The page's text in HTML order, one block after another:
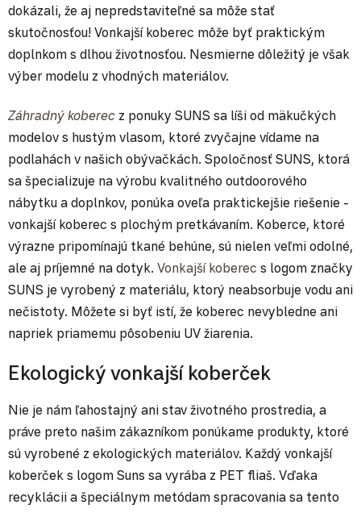
dokázali, že aj nepredstaviteľné sa môže stať
skutočnosťou! Vonkajší koberec môže byť praktickým
doplnkom s dlhou životnosťou. Nesmierne dôležitý je však
výber modelu z vhodných materiálov.
Záhradný koberec z ponuky SUNS sa líši od mäkučkých
modelov s hustým vlasom, ktoré zvyčajne vídame na
podlahách v našich obývačkách. Spoločnosť SUNS, ktorá
sa špecializuje na výrobu kvalitného outdoorového
nábytku a doplnkov, ponúka oveľa praktickejšie riešenie -
vonkajší koberec s plochým pretkávaním. Koberce, ktoré
výrazne pripomínajú tkané behúne, sú nielen veľmi odolné,
ale aj príjemné na dotyk. Vonkajší koberec s logom značky
SUNS je vyrobený z materiálu, ktorý neabsorbuje vodu ani
nečistoty. Môžete si byť istí, že koberec nevybledne ani
napriek priamemu pôsobeniu UV žiarenia.
Ekologický vonkajší koberček
Nie je nám ľahostajný ani stav životného prostredia, a
práve preto našim zákazníkom ponúkame produkty, ktoré
sú vyrobené z ekologických materiálov. Každý vonkajší
koberček s logom Suns sa vyrába z PET fliaš. Vďaka
recyklácii a špeciálnym metódam spracovania sa tento